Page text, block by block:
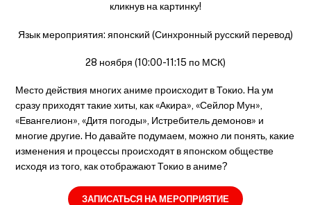
кликнув на картинку!
Язык мероприятия: японский (Синхронный русский перевод)
28 ноября (10:00-11:15 по МСК)
Место действия многих аниме происходит в Токио. На ум
сразу приходят такие хиты, как «Акира», «Сейлор Мун»,
«Евангелион», «Дитя погоды», Истребитель демонов» и
многие другие. Но давайте подумаем, можно ли понять, какие
изменения и процессы происходят в японском обществе
исходя из того, как отображают Токио в аниме?
ЗАПИСАТЬСЯ НА МЕРОПРИЯТИЕ